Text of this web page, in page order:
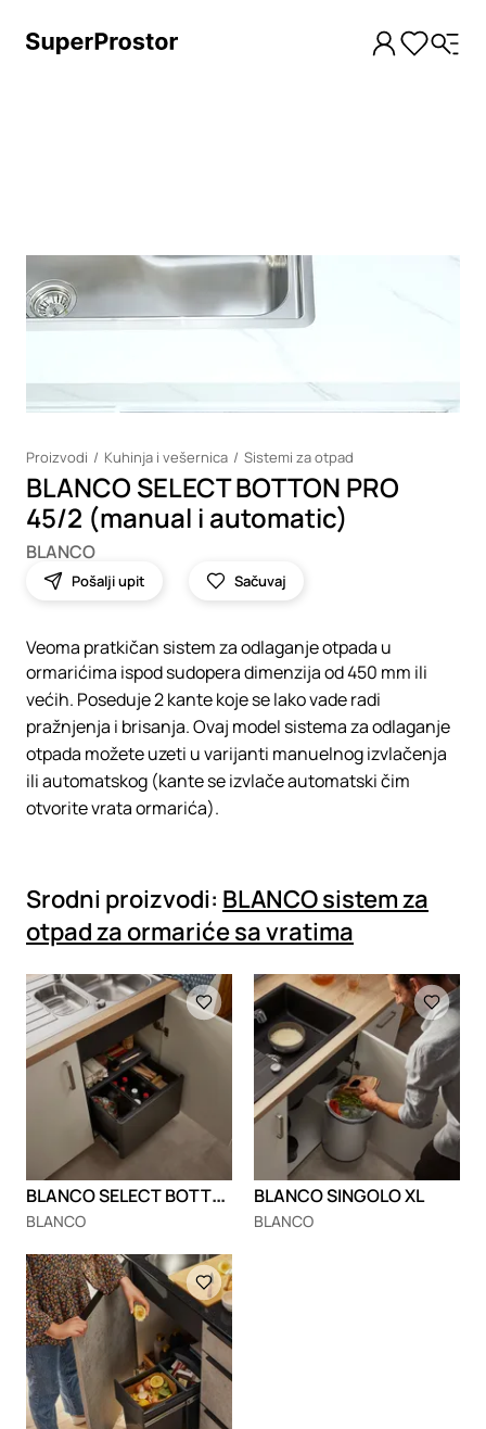
Proizvodi Kuhinja i vešernica Sistemi za otpad
BLANCO SELECT BOTTON PRO
45/2 (manual i automatic)
BLANCO
Pošalji upit Sačuvaj
Veoma pratkičan sistem za odlaganje otpada u
ormarićima ispod sudopera dimenzija od 450 mm ili
većih. Poseduje 2 kante koje se lako vade radi
pražnjenja i brisanja. Ovaj model sistema za odlaganje
otpada možete uzeti u varijanti manuelnog izvlačenja
ili automatskog (kante se izvlače automatski čim
otvorite vrata ormarića).
Srodni proizvodi: BLANCO sistem za
otpad za ormariće sa vratima
Loading
B
LANCO SELECT BOTTON 60/3 (manual i automatic)
BLANCO
Loading
BLANCO SINGOLO XL
BLANCO
Loading